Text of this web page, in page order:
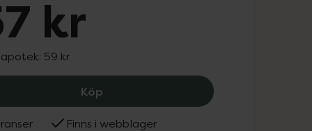
kr
apotek: 59 kr
Köp Makeup Revolution Highlight
Finns i webblager